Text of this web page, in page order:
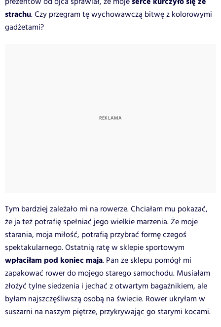
strachu. Czy przegram tę wychowawczą bitwę z kolorowymi
gadżetami?
Tym bardziej zależało mi na rowerze. Chciałam mu pokazać,
że ja też potrafię spełniać jego wielkie marzenia. Że moje
starania, moja miłość, potrafią przybrać formę czegoś
spektakularnego. Ostatnią ratę w sklepie sportowym
wpłaciłam pod koniec maja. Pan ze sklepu pomógł mi
zapakować rower do mojego starego samochodu. Musiałam
złożyć tylne siedzenia i jechać z otwartym bagażnikiem, ale
byłam najszczęśliwszą osobą na świecie. Rower ukryłam w
suszarni na naszym piętrze, przykrywając go starymi kocami.